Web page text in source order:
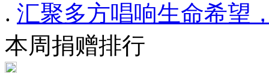
. 汇聚多方唱响生命希望
本周捐赠排行